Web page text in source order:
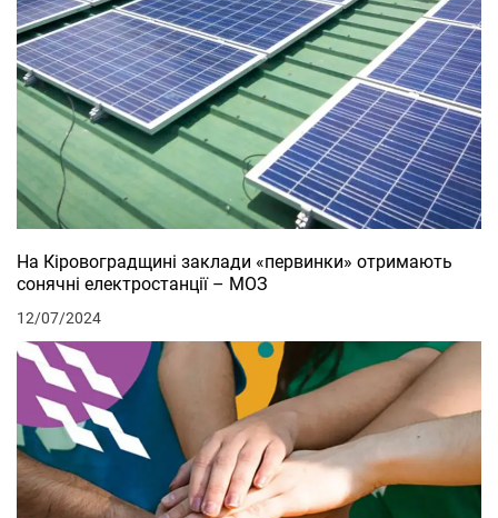
На Кіровоградщині заклади «первинки» отримають
сонячні електростанції – МОЗ
12/07/2024